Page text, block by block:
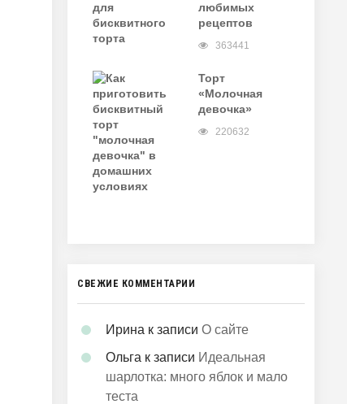
любимых
рецептов
363441
Торт
«Молочная
девочка»
220632
СВЕЖИЕ КОММЕНТАРИИ
Ирина к записиО сайте
Ольга к записи Идеальная
шарлотка: много яблок и мало
теста